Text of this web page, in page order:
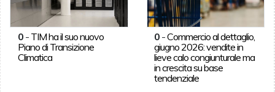
0- TIM ha il suo nuovo
Piano di Transizione
Climatica
0 -Commercio al dettaglio,
giugno 2026: vendite in
lieve calo congiunturale ma
in crescita su base
tendenziale